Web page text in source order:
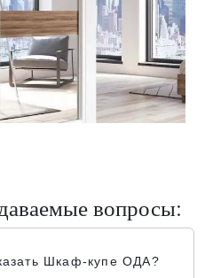
вопросы:
Шкаф-купе ОДА?